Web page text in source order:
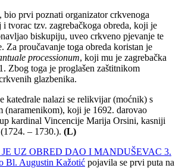
bio prvi poznati organizator crkvenoga
tvorac tzv. zagrebačkoga obreda, koji je
biskupiju, uveo crkveno pjevanje te
Za proučavanje toga obreda koristan je
processionum, koji mu je zagrebačka
Zbog toga je proglašen zaštitnikom
glazbenika.
katedrale nalazi se relikvijar (moćnik) s
(naramenikom), koji je 1692. darovao
kardinal Vincencije Marija Orsini, kasniji
– 1730.). (L)
UZ OBRED DAO I MANDUŠEVAC 3.
Bl. Augustin Kažotić pojavila se prvi puta na